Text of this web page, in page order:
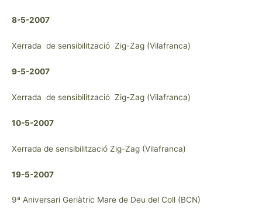
8-5-2007
Xerrada de sensibilització Zig-Zag (Vilafranca)
9-5-2007
Xerrada de sensibilització Zig-Zag (Vilafranca)
10-5-2007
Xerrada de sensibilització Zig-Zag (Vilafranca)
19-5-2007
9ª Aniversari Geriàtric Mare de Deu del Coll (BCN)